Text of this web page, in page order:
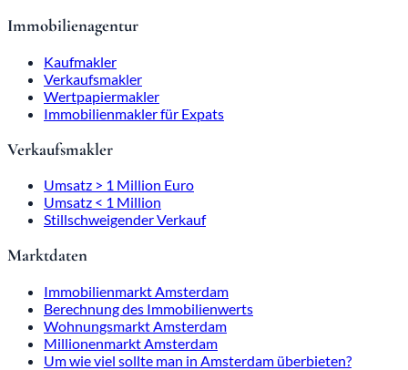
Immobilienagentur
Kaufmakler
Verkaufsmakler
Wertpapiermakler
Immobilienmakler für Expats
Verkaufsmakler
Umsatz > 1 Million Euro
Umsatz < 1 Million
Stillschweigender Verkauf
Marktdaten
Immobilienmarkt Amsterdam
Berechnung des Immobilienwerts
Wohnungsmarkt Amsterdam
Millionenmarkt Amsterdam
Um wie viel sollte man in Amsterdam überbieten?